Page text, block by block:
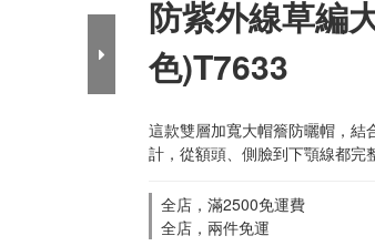
防紫外線草編
色)T7633
這款雙層加寬大帽簷防曬帽，結
計，從額頭、側臉到下顎線都完
全店，滿2500免運費
全店，兩件免運